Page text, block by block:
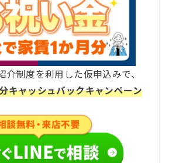
介制度を利用した仮申込みで、
キャッシュバックキャンペーン